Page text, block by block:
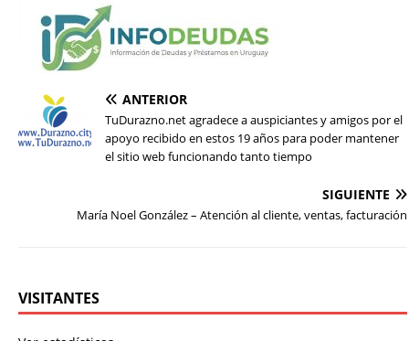
ANTERIOR
TuDurazno.net agradece a auspiciantes y amigos por el
apoyo recibido en estos 19 años para poder mantener
el sitio web funcionando tanto tiempo
SIGUIENTE
María Noel González – Atención al cliente, ventas, facturación
VISITANTES